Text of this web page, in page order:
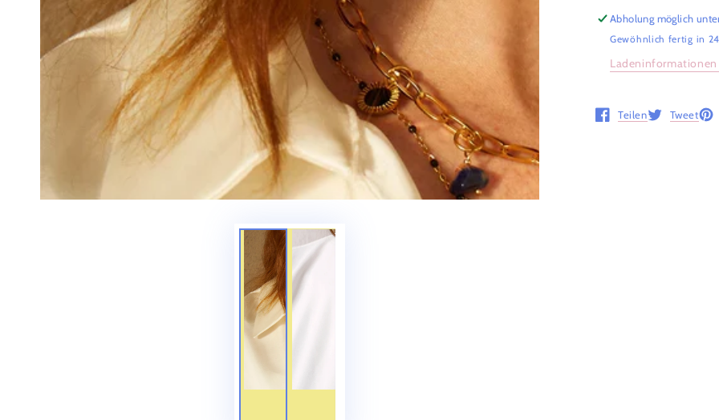
Abholung möglich
Gewöhnlich fertig in
Ladeninformationen
Teilen
Öffnet in einem neuen
Tweet
Öffnet in